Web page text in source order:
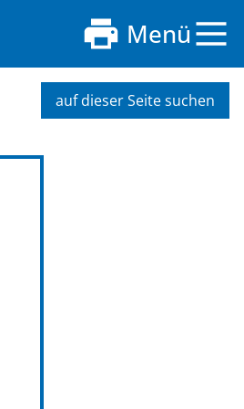
Menü
auf dieser Seite suchen